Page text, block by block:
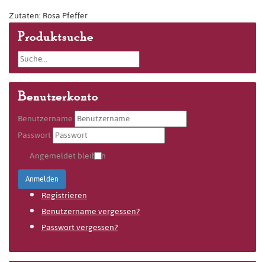
Zutaten: Rosa Pfeffer
Produktsuche
Benutzerkonto
Benutzername
Passwort
Angemeldet bleiben
Anmelden
Registrieren
Benutzername vergessen?
Passwort vergessen?